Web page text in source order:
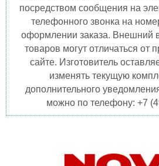
посредством сообщения на
телефонного звонка на
оформлении заказа. Внешний
товаров могут отличаться от
сайте. Изготовитель
изменять текущую
дополнительного
можно по телефону: +7